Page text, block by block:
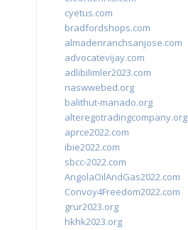
cyetus.com
bradfordshops.com
almadenranchsanjose.com
advocatevijay.com
adlibilimler2023.com
naswwebed.org
balithut-manado.org
alteregotradingcompany.org
aprce2022.com
ibie2022.com
sbcc-2022.com
AngolaOilAndGas2022.com
Convoy4Freedom2022.com
grur2023.org
hkhk2023.org